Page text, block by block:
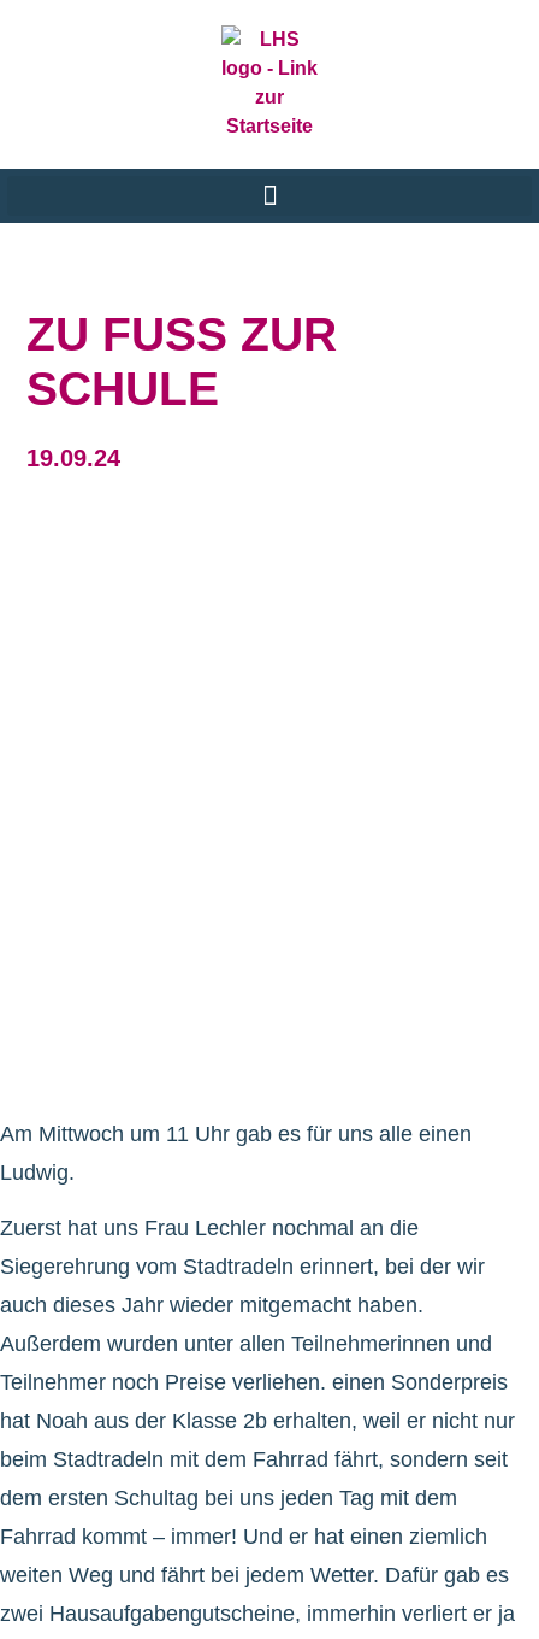
ZU FUSS ZUR S
CHULE
19.09.24
Am Mittwoch um 11 Uhr gab es für uns alle einen
Ludwig.
Zuerst hat uns Frau Lechler nochmal an die
Siegerehrung vom Stadtradeln erinnert, bei der wir
auch dieses Jahr wieder mitgemacht haben.
Außerdem wurden unter allen Teilnehmerinnen und
Teilnehmer noch Preise verliehen. einen Sonderpreis
hat Noah aus der Klasse 2b erhalten, weil er nicht nur
beim Stadtradeln mit dem Fahrrad fährt, sondern seit
dem ersten Schultag bei uns jeden Tag mit dem
Fahrrad kommt – immer! Und er hat einen ziemlich
weiten Weg und fährt bei jedem Wetter. Dafür gab es
zwei Hausaufgabengutscheine, immerhin verliert er ja